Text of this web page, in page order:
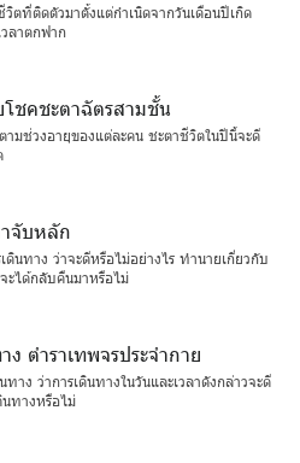
ตที่ติดตัวมาตั้งแต่กำเนิดจากวันเดือนปีเกิด
วลาตกฟาก
ชคชะตาฉัตรสามชั้น
มช่วงอายุของแต่ละคน ชะตาชีวิตในปีนี้จะดี
จับหลัก
ดินทาง ว่าจะดีหรือไม่อย่างไร ทำนายเกี่ยวกับ
ได้กลับคืนมาหรือไม่
ตำราเทพจรประจำกาย
าง ว่าการเดินทางในวันและเวลาดังกล่าวจะดี
นทางหรือไม่